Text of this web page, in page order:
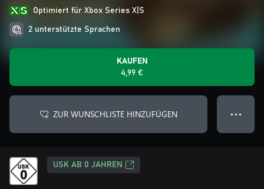
Optimiert für Xbox Series X|S
2 unterstützte Sprachen
KAUFEN
4,99 €
ZUR WUNSCHLISTE HINZUFÜGEN ● ● ●
USK AB 0 JAHREN